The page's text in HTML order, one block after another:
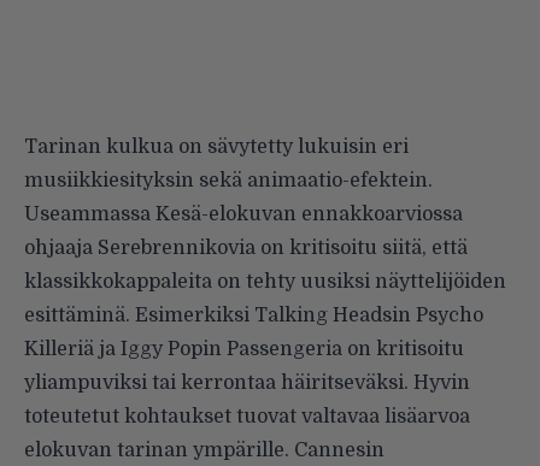
Tarinan kulkua on sävytetty lukuisin eri
musiikkiesityksin sekä animaatio-efektein.
Useammassa Kesä-elokuvan ennakkoarviossa
ohjaaja Serebrennikovia on kritisoitu siitä, että
klassikkokappaleita on tehty uusiksi näyttelijöiden
esittäminä. Esimerkiksi Talking Headsin Psycho
Killeriä ja Iggy Popin Passengeria on kritisoitu
yliampuviksi tai kerrontaa häiritseväksi. Hyvin
toteutetut kohtaukset tuovat valtavaa lisäarvoa
elokuvan tarinan ympärille. Cannesin